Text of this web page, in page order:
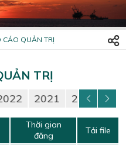
CÁO QUẢN TRỊ
TRỊ
2021 2020
Thời gian
đăng
Tải file